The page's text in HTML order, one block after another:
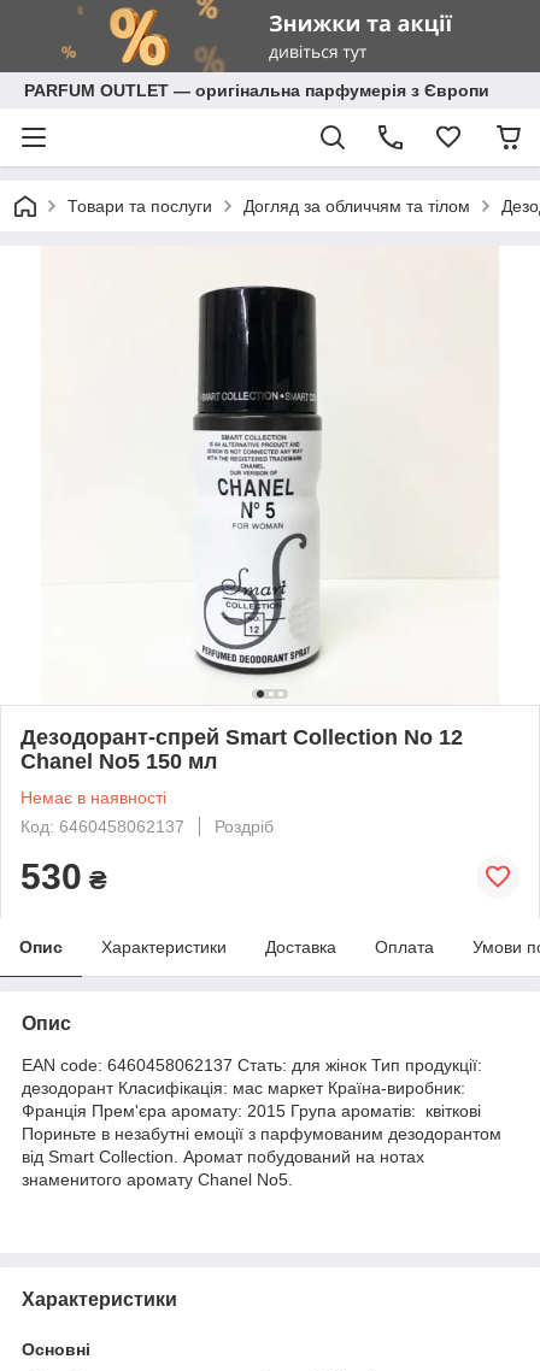
PARFUM OUTLET — оригінальна парфумерія з Європи
Товари та послуги Догляд за обличчям та тілом
Дезодорант-спрей Smart Collection No 12
Chanel No5 150 мл
Немає в наявності
Код: 6460458062137
Роздріб
530 ₴
Опис Характеристики Доставка Оплата Умови
Опис
EAN code: 6460458062137 Стать: для жінок Тип продукції:
дезодорант Класифікація: мас маркет Країна-виробник:
Франція Прем'єра аромату: 2015 Група ароматів: квіткові
Пориньте в незабутні емоції з парфумованим дезодорантом
від Smart Collection. Аромат побудований на нотах
знаменитого аромату Chanel No5.
Характеристики
Основні